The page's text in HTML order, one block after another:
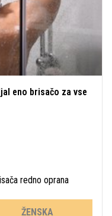
eno brisačo za vse
redno oprana
ŽENSKA